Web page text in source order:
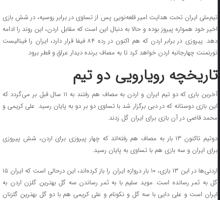
تیم‌ملی ایران تحت هدایت امیر قلعه‌نویی پس از تساوی در برابر روسیه، در شش بازی
اخیر خود همواره پیروز بوده و حالا به دنبال این است که مقابل اردن، این روند را ادامه
دهد. پیروزی در برابر اردن که هم اکنون در رده ۸۴ فیفا قرار دارد، ایران را فینالیست
تورنمنت چهارجانبه اردن خواهد کرد تا به مصاف برنده دیدار عراق و قطر برود.
تاریخچه رویارویی دو تیم
آخرین باری که دو تیم ایران و اردن به مصاف هم رفتند به ۱۱ سال قبل بر می‌گردد که
این بازی دوستانه که در دبی برگزار شد با تساوی دو بر دو به پایان رسید. علی کریمی و
محمد قاضی در آن بازی برای ایران گل زدند.
دوتیم تاکنون ۱۳ بار به مصاف هم رفته‌اند که چهار پیروزی برای اردن، شش پیروزی
برای ایران و سه بازی هم با تساوی به پایان رسید.
اردنی‌ها در این ۱۳ بازی، ۱۰ بار دروازه ایران را باز کرده‌اند، این درحالی است که ایران ۱۵
گل به ثمر رسانده است. موید سلیم با به ثمر رساندن سه گل بهترین گلزن اردن به
ایران است و علی دایی با سه گل و نکونام و علی کریمی هم با دو گل بهترین گلزنان